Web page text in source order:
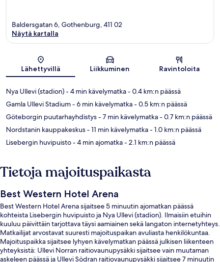
Kartta
Baldersgatan 6, Gothenburg, 411 02
Näytä kartalla
Lähettyvillä Liikkuminen Ravintoloita
Nya Ullevi (stadion)- 4 min kävelymatka- 0.4 km:n päässä
Gamla Ullevi Stadium- 6 min kävelymatka- 0.5 km:n päässä
Göteborgin puutarhayhdistys- 7 min kävelymatka- 0.7 km:n päässä
Nordstanin kauppakeskus- 11 min kävelymatka- 1.0 km:n päässä
Lisebergin huvipuisto- 4 min ajomatka- 2.1 km:n päässä
Tietoja majoituspaikasta
Best Western Hotel Arena
Best Western Hotel Arena sijaitsee 5 minuutin ajomatkan päässä
kohteista Lisebergin huvipuisto ja Nya Ullevi (stadion). Ilmaisiin etuihin
kuuluu päivittäin tarjottava täysi aamiainen sekä langaton internetyhteys.
Matkailijat arvostavat suuresti majoituspaikan avuliasta henkilökuntaa.
Majoituspaikka sijaitsee lyhyen kävelymatkan päässä julkisen liikenteen
yhteyksistä: Ullevi Norran raitiovaunupysäkki sijaitsee vain muutaman
askeleen päässä ja Ullevi Södran raitiovaunupysäkki sijaitsee 7 minuutin